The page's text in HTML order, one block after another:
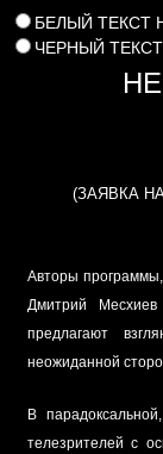
БЕЛЫЙ ТЕКСТ
ЧЕРНЫЙ
(ЗАЯВКА
Авторы
Дмитрий
предлагают
неожиданной
В
телезрителей с